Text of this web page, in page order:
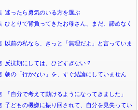
迷ったら勇気のいる方を選ぶ
ひとりで背負ってきたお母さん、まだ、諦めなく
以前の私なら、きっと「無理だよ」と言っていま
反抗期にしては、ひどすぎない？
朝の「行かない」を、すぐ結論にしていません
「自分で考えて動けるようになってきました」
子どもの機嫌に振り回されて、自分を見失ってい